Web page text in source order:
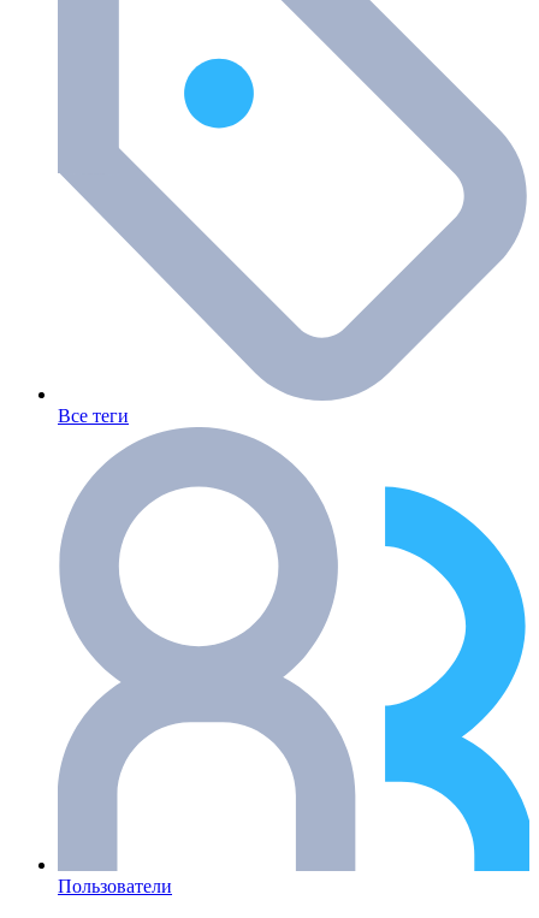
Все теги
Пользователи